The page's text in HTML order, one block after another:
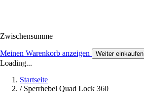
Zwischensumme
Meinen Warenkorb anzeigen Weiter einkaufen
Loading...
Startseite
/ Sperrhebel Quad Lock 360